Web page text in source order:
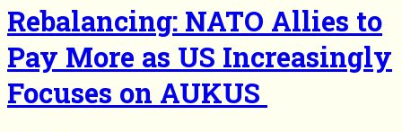
Rebalancing: NATO Allies to
Pay More as US Increasingly
Focuses on AUKUS